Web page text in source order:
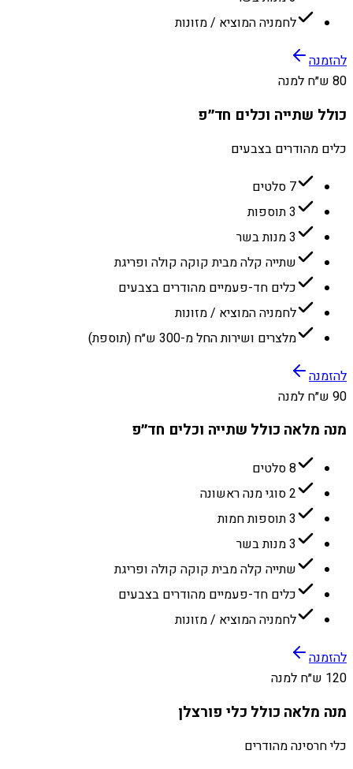
לחמניה המוציא / מזונות
להזמנה
80 ש״ח למנה
כולל שתייה וכלים חד״פ
כלים מהודרים בצבעים
7 סלטים
3 תוספות
3 מנות בשר
שתייה קלה מבית קוקה קולה ופריגת
כלים חד-פעמיים מהודרים בצבעים
לחמניה המוציא / מזונות
מלצרים ושירות החל מ-300 ש״ח (תוספת)
להזמנה
90 ש״ח למנה
מנה מלאה כולל שתייה וכלים חד״פ
8 סלטים
2 סוגי מנה ראשונה
3 תוספות חמות
3 מנות בשר
שתייה קלה מבית קוקה קולה ופריגת
כלים חד-פעמיים מהודרים בצבעים
לחמניה המוציא / מזונות
להזמנה
120 ש״ח למנה
מנה מלאה כולל כלי פורצלן
כלי חרסינה מהודרים